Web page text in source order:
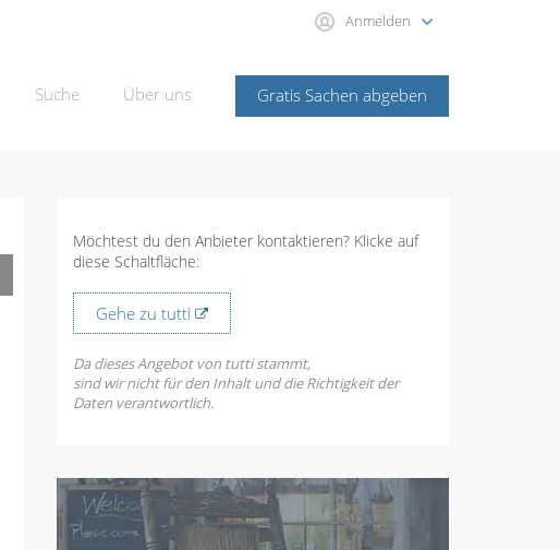
Anmelden
Gratis Sachen abgeben
Suche Über uns
Möchtest du den Anbieter kontaktieren? Klicke auf
diese Schaltfläche:
Gehe zu tutti
Da dieses Angebot von tutti stammt,
sind wir nicht für den Inhalt und die Richtigkeit der
Daten verantwortlich.